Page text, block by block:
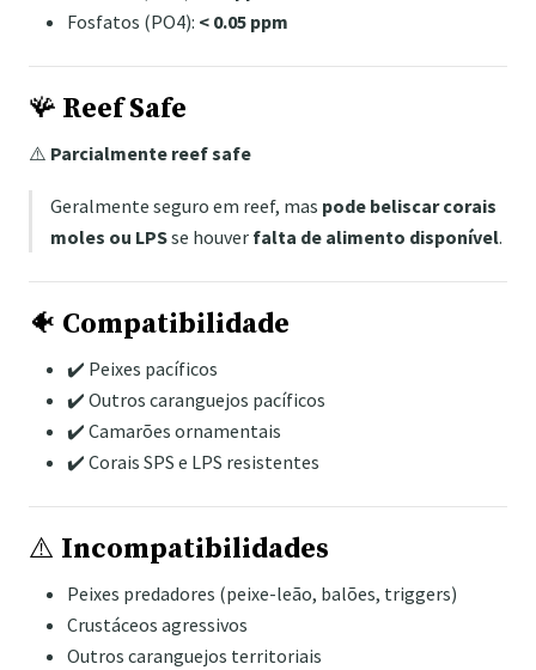
Fosfatos (PO4): < 0.05 ppm
🪸 Reef Safe
⚠️ Parcialmente reef safe
Geralmente seguro em reef, mas pode beliscar corais
moles ou LPSse houver falta de alimento disponível.
🐠 Compatibilidade
✔️ Peixes pacíficos
✔️ Outros caranguejos pacíficos
✔️ Camarões ornamentais
✔️ Corais SPS e LPS resistentes
⚠️ Incompatibilidades
Peixes predadores (peixe-leão, balões, triggers)
Crustáceos agressivos
Outros caranguejos territoriais